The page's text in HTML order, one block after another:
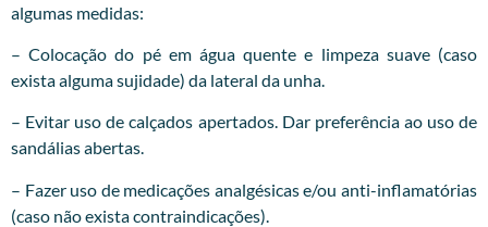
algumas medidas:
– Colocação do pé em água quente e limpeza suave (caso
exista alguma sujidade) da lateral da unha.
– Evitar uso de calçados apertados. Dar preferência ao uso de
sandálias abertas.
– Fazer uso de medicações analgésicas e/ou anti-inflamatórias
(caso não exista contraindicações).